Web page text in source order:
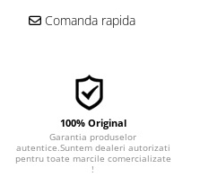
Comanda rapida
100% Original
Garantia produselor
autentice.Suntem dealeri autorizati
pentru toate marcile comercializate
!